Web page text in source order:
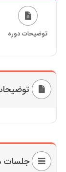
توضیحات دوره
جلسات